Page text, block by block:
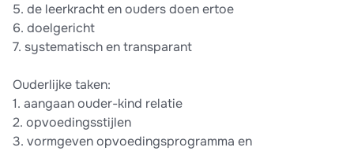
5.⁠ ⁠de leerkracht en ouders doen ertoe
6.⁠ ⁠doelgericht
7.⁠ ⁠systematisch en transparant
Ouderlijke taken:
1.⁠ ⁠aangaan ouder-kind relatie
2.⁠ ⁠opvoedingsstijlen
3.⁠ ⁠vormgeven opvoedingsprogramma en